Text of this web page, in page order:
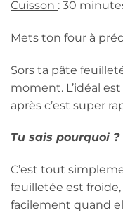
Cuisson : 30
Mets ton four à
Sors ta pâte
moment. L’idéal
après c’est super
Tu sais pourquoi ?
C’est tout
feuilletée est
facilement quand